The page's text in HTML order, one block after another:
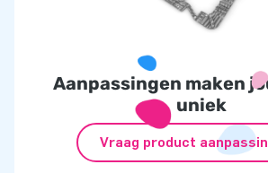
Aanpassingen maken
uniek
Vraag product